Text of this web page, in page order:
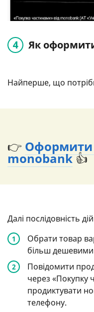
Як
Найперше, що
👉 Оформити
monobank👍
Далі послідовність
Обрати товар
більш
Повідомити
через «Покупку
продиктувати
телефону.